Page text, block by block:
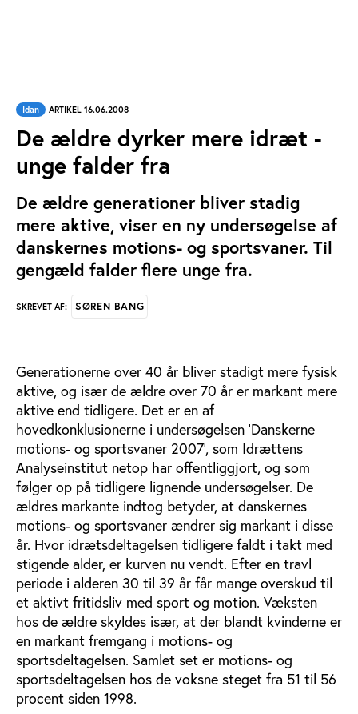
Idan ARTIKEL 16.06.2008
De ældre dyrker mere idræt -
unge falder fra
De ældre generationer bliver stadig
mere aktive, viser en ny undersøgelse af
danskernes motions- og sportsvaner. Til
gengæld falder flere unge fra.
SKREVET AF: SØREN BANG
Generationerne over 40 år bliver stadigt mere fysisk
aktive, og især de ældre over 70 år er markant mere
aktive end tidligere. Det er en af
hovedkonklusionerne i undersøgelsen ’Danskerne
motions- og sportsvaner 2007’, som Idrættens
Analyseinstitut netop har offentliggjort, og som
følger op på tidligere lignende undersøgelser. De
ældres markante indtog betyder, at danskernes
motions- og sportsvaner ændrer sig markant i disse
år. Hvor idrætsdeltagelsen tidligere faldt i takt med
stigende alder, er kurven nu vendt. Efter en travl
periode i alderen 30 til 39 år får mange overskud til
et aktivt fritidsliv med sport og motion. Væksten
hos de ældre skyldes især, at der blandt kvinderne er
en markant fremgang i motions- og
sportsdeltagelsen. Samlet set er motions- og
sportsdeltagelsen hos de voksne steget fra 51 til 56
procent siden 1998.